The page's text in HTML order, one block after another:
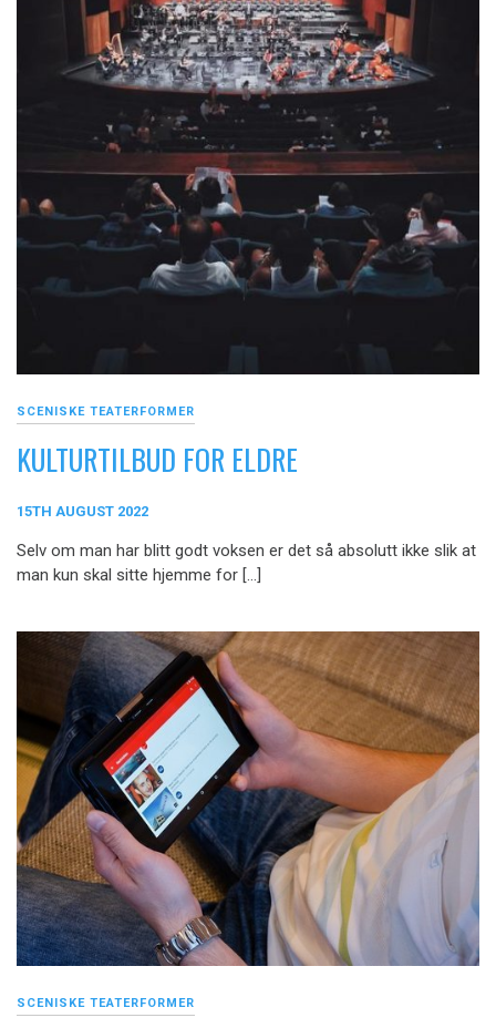
SCENISKE TEATERFORMER
KULTURTILBUD FOR ELDRE
15TH AUGUST 2022
Selv om man har blitt godt voksen er det så absolutt ikke slik at
man kun skal sitte hjemme for […]
SCENISKE TEATERFORMER